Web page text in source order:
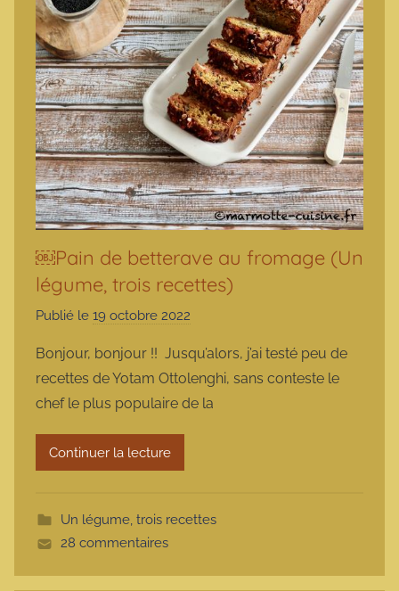
￼Pain de betterave au fromage (Un
légume, trois recettes)
Publié le 19 octobre 2022
r
m
a
t
Bonjour, bonjour !! Jusqu’alors, j’ai testé peu de
recettes de Yotam Ottolenghi, sans conteste le
chef le plus populaire de la
Continuer la lecture
Un légume, trois recettes
28 commentaires